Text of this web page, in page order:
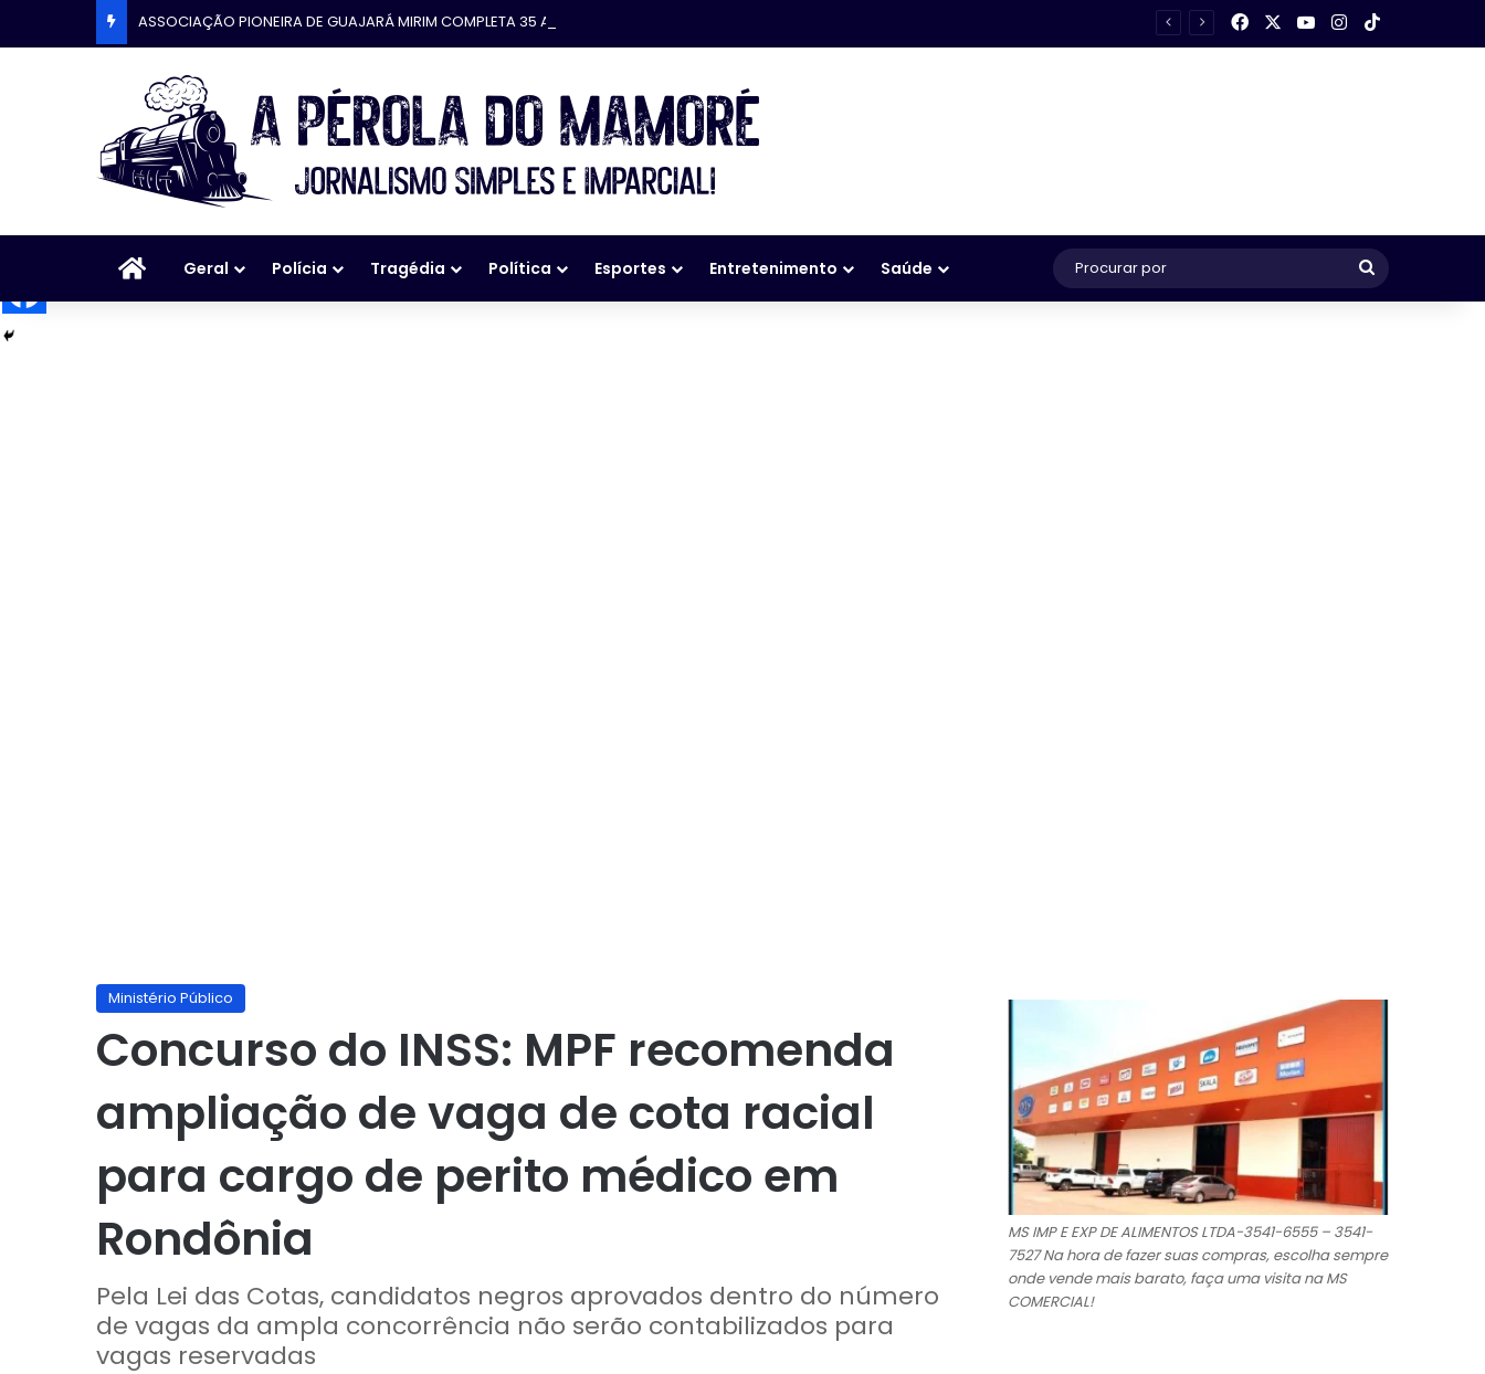
ASSOCIAÇÃO PIONEIRA DE GUAJARÁ MIRIM COMPLETA 35 ANOS FacebookYouTubeInstagram
InícioGeral Polícia Tragédia Política Esportes Entretenimento Saúde
Procurar
por
Ministério Público
Concurso do INSS: MPF recomenda
ampliação de vaga de cota racial
para cargo de perito médico em
Rondônia
Pela Lei das Cotas, candidatos negros aprovados dentro do número
de vagas da ampla concorrência não serão contabilizados para
vagas reservadas
MS IMP E EXP DE ALIMENTOS LTDA-3541-6555 – 3541-
7527 Na hora de fazer suas compras, escolha sempre
onde vende mais barato, faça uma visita na MS
COMERCIAL!